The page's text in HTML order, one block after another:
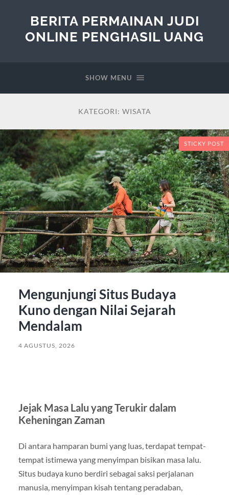
BERITA PERMAINAN JUDI
ONLINE PENGHASIL UANG
SHOW MENU
KATEGORI: WISATA
STICKY POST
Mengunjungi Situs Budaya
Kuno dengan Nilai Sejarah
Mendalam
4 AGUSTUS, 2026
Jejak Masa Lalu yang Terukir dalam
Keheningan Zaman
Di antara hamparan bumi yang luas, terdapat tempat-
tempat istimewa yang menyimpan bisikan masa lalu.
Situs budaya kuno berdiri sebagai saksi perjalanan
manusia, menyimpan kisah tentang peradaban,